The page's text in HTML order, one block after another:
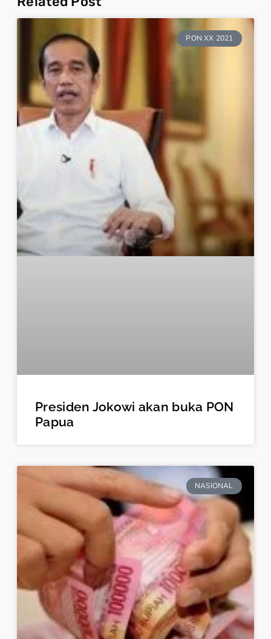
PON XX 2021
Presiden Jokowi akan buka PON
Papua
NASIONAL